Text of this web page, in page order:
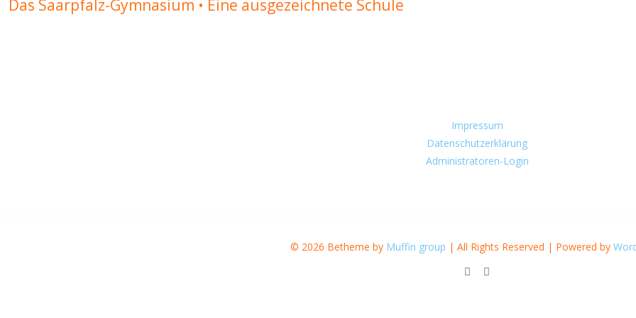
Das Saarpfalz-Gymnasium • Eine ausgezeichnete Schule
Impressum
Datenschutzerklärung
Administratoren-Login
© 2026 Betheme by Muffin group | All Rights Reserved | Powered by